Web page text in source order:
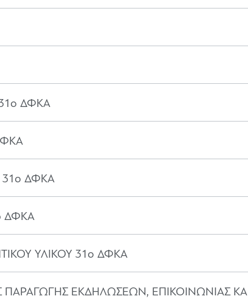
ΔΦΚΑ
31ο ΔΦΚΑ
ΔΦΚΑ
ΥΛΙΚΟΥ 31ο ΔΦΚΑ
ΠΑΡΑΓΩΓΗΣ ΕΚΔΗΛΩΣΕΩΝ, ΕΠΙΚΟΙΝΩΝΙΑΣ